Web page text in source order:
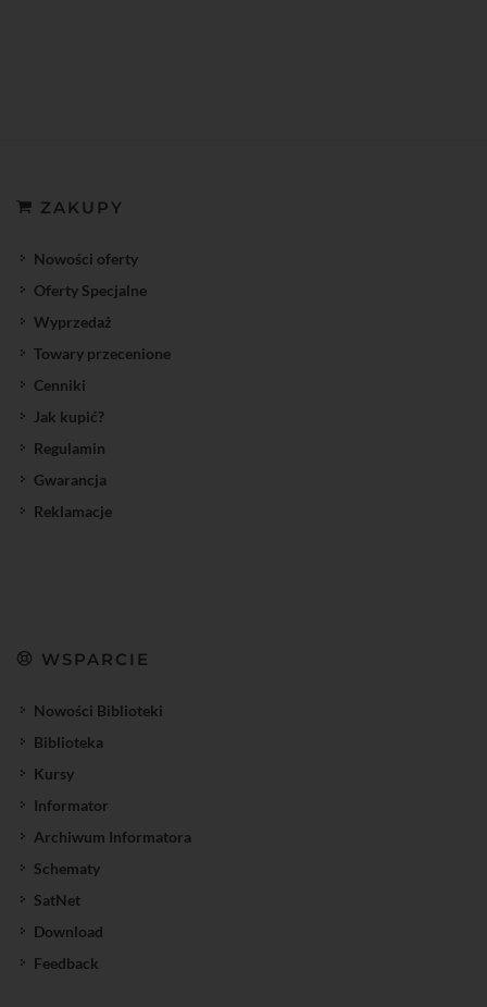
ZAKUPY
Nowości oferty
Oferty Specjalne
Wyprzedaż
Towary przecenione
Cenniki
Jak kupić?
Regulamin
Gwarancja
Reklamacje
WSPARCIE
Nowości Biblioteki
Biblioteka
Kursy
Informator
Archiwum Informatora
Schematy
SatNet
Download
Feedback